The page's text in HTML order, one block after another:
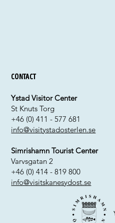
Contact
Ystad Visitor Center
St Knuts Torg
+46 (0) 411 - 577 681
info@visitystadosterlen.se
Simrishamn Tourist Center
Varvsgatan 2
+46 (0) 414 - 819 800
info@visitskanesydost.se